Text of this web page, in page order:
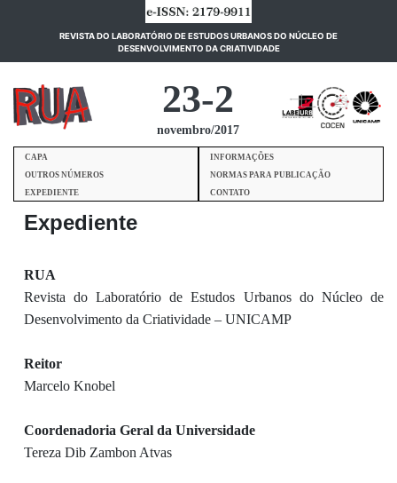
REVISTA DO LABORATÓRIO DE ESTUDOS URBANOS DO NÚCLEO DE
DESENVOLVIMENTO DA CRIATIVIDADE(current)
23-2
novembro/2017
CAPA
INFORMAÇÕES
OUTROS NÚMEROS
NORMAS PARA PUBLICAÇÃO
EXPEDIENTE
CONTATO
Expediente
RUA
Revista do Laboratório de Estudos Urbanos do Núcleo de
Desenvolvimento da Criatividade – UNICAMP
Reitor
Marcelo Knobel
Coordenadoria Geral da Universidade
Tereza Dib Zambon Atvas